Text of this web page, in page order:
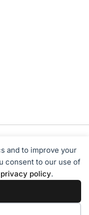
and to improve your
consent to our use of
privacy policy.
Privacy Policy